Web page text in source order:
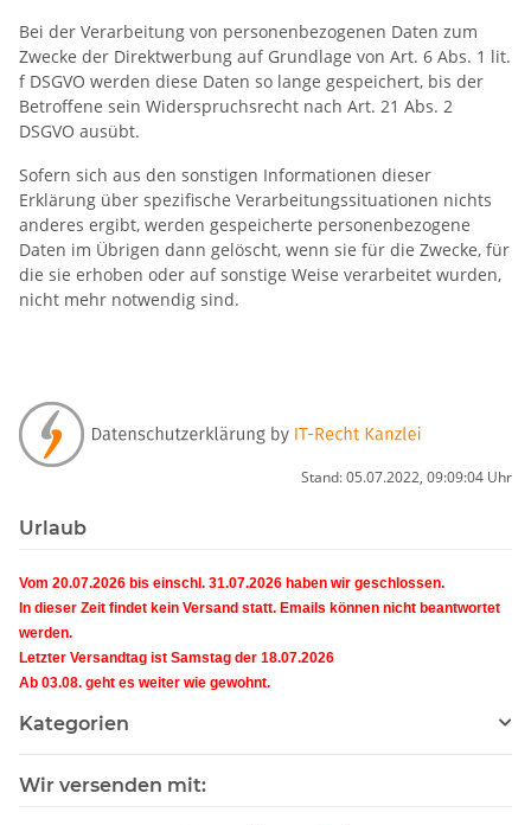
Bei der Verarbeitung von personenbezogenen Daten zum
Zwecke der Direktwerbung auf Grundlage von Art. 6 Abs. 1 lit.
f DSGVO werden diese Daten so lange gespeichert, bis der
Betroffene sein Widerspruchsrecht nach Art. 21 Abs. 2
DSGVO ausübt.
Sofern sich aus den sonstigen Informationen dieser
Erklärung über spezifische Verarbeitungssituationen nichts
anderes ergibt, werden gespeicherte personenbezogene
Daten im Übrigen dann gelöscht, wenn sie für die Zwecke, für
die sie erhoben oder auf sonstige Weise verarbeitet wurden,
nicht mehr notwendig sind.
Stand: 05.07.2022, 09:09:04 Uhr
Urlaub
Vom 20.07.2026 bis einschl. 31.07.2026 haben wir geschlossen.
In dieser Zeit findet kein Versand statt. Emails können nicht beantwortet
werden.
Letzter Versandtag ist Samstag der 18.07.2026
Ab 03.08. geht es weiter wie gewohnt.
Kategorien
Wir versenden mit: